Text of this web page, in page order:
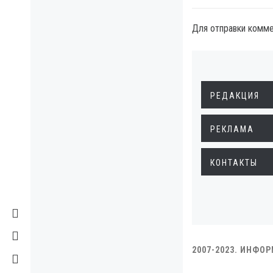
Для отправки
РЕДАКЦИЯ
РЕКЛАМА
КОНТАКТЫ
2007-2023.